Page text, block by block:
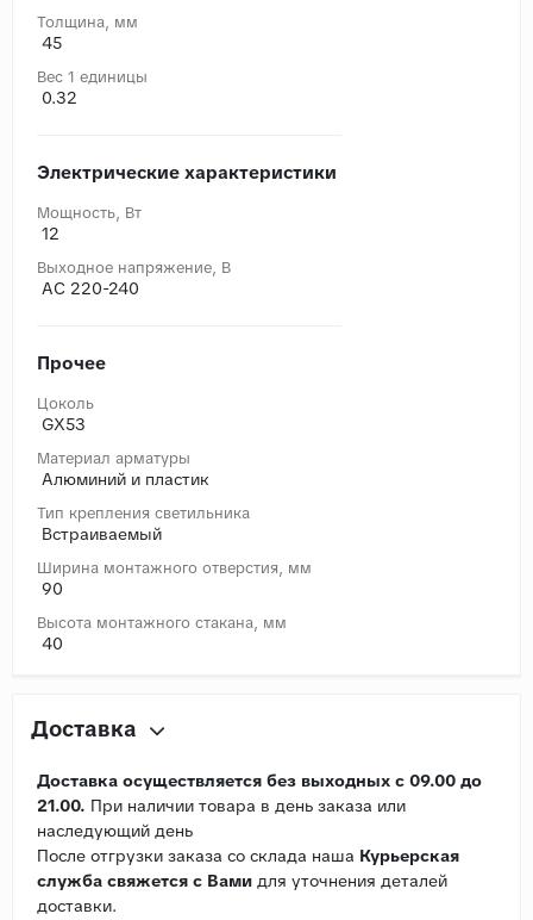
Толщина, мм
45
Вес 1 единицы
0.32
Электрические характеристики
Мощность, Вт
12
Выходное напряжение, В
AC 220-240
Прочее
Цоколь
GX53
Материал арматуры
Алюминий и пластик
Тип крепления светильника
Встраиваемый
Ширина монтажного отверстия, мм
90
Высота монтажного стакана, мм
40
Доставка
Доставка осуществляется без выходных с 09.00 до
21.00. При наличии товара в день заказа или
наследующий день
После отгрузки заказа со склада наша Курьерская
служба свяжется с Вами для уточнения деталей
доставки.